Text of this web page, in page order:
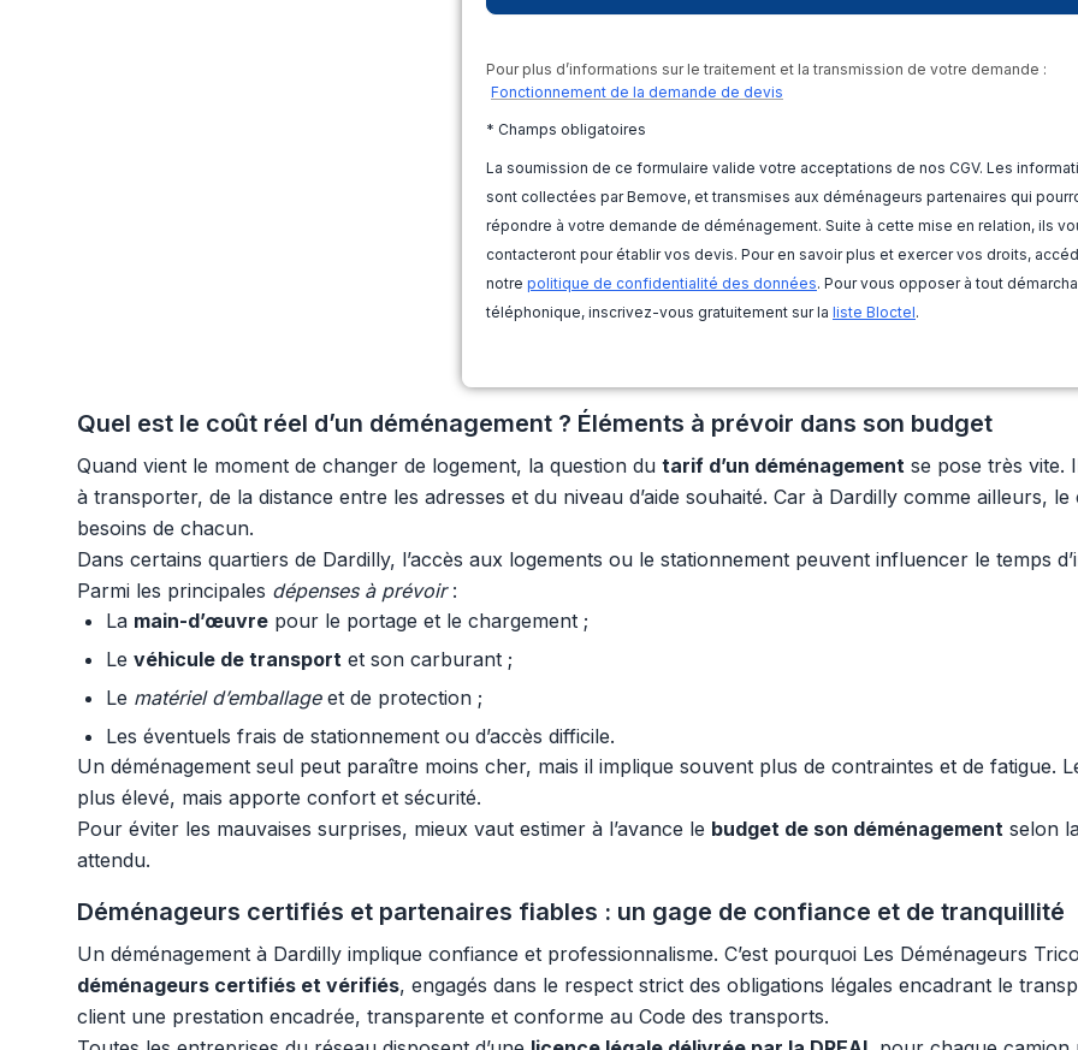
Pour plus d’informations sur le traitement et la transmission de votre demande :
Fonctionnement de la demande de devis
* Champs obligatoires
La soumission de ce formulaire valide votre acceptations de nos CGV. Les
sont collectées par Bemove, et transmises aux déménageurs partenaires qui
répondre à votre demande de déménagement. Suite à cette mise en relation, ils
contacteront pour établir vos devis. Pour en savoir plus et exercer vos droits,
notre politique de confidentialité des données. Pour vous opposer à tout
téléphonique, inscrivez-vous gratuitement sur la liste Bloctel.
Quel est le coût réel d’un déménagement ? Éléments à prévoir dans son budget
Quand vient le moment de changer de logement, la question du tarif d’un déménagement se pose très vite.
à transporter, de la distance entre les adresses et du niveau d’aide souhaité. Car à Dardilly comme ailleurs,
besoins de chacun.
Dans certains quartiers de Dardilly, l’accès aux logements ou le stationnement peuvent influencer le temps
Parmi les principales dépenses à prévoir:
La main-d’œuvre pour le portage et le chargement ;
Le véhicule de transport et son carburant ;
Le matériel d’emballageet de protection ;
Les éventuels frais de stationnement ou d’accès difficile.
Un déménagement seul peut paraître moins cher, mais il implique souvent plus de contraintes et de
plus élevé, mais apporte confort et sécurité.
Pour éviter les mauvaises surprises, mieux vaut estimer à l’avance le budget de son déménagement selon
attendu.
Déménageurs certifiés et partenaires fiables : un gage de confiance et de tranquillité
Un déménagement à Dardilly implique confiance et professionnalisme. C’est pourquoi Les Déménageurs
déménageurs certifiés et vérifiés, engagés dans le respect strict des obligations légales encadrant le
client une prestation encadrée, transparente et conforme au Code des transports.